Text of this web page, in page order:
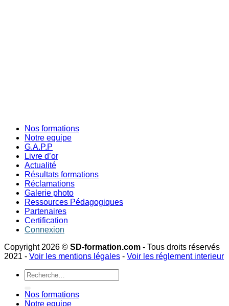
Nos formations
Notre equipe
G.A.P.P
Livre d’or
Actualité
Résultats formations
Réclamations
Galerie photo
Ressources Pédagogiques
Partenaires
Certification
Connexion
Copyright 2026 © SD-formation.com - Tous droits réservés
2021 - Voir les mentions légales - Voir les réglement interieur
Recherche
pour :
Nos formations
Notre equipe